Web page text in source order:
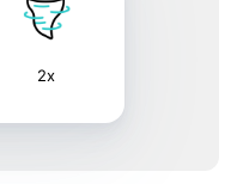
2x